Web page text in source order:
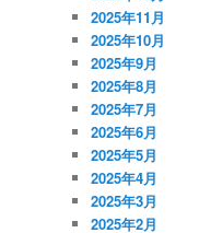
2025年11月
2025年10月
2025年9月
2025年8月
2025年7月
2025年6月
2025年5月
2025年4月
2025年3月
2025年2月